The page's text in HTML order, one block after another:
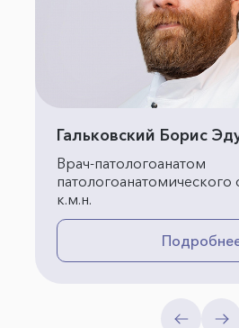
Гальковский Борис
Врач-патологоанатом
к.м.н.